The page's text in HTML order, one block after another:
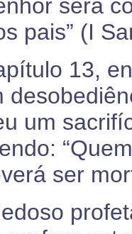
será
pais” (I
13,
um
ser